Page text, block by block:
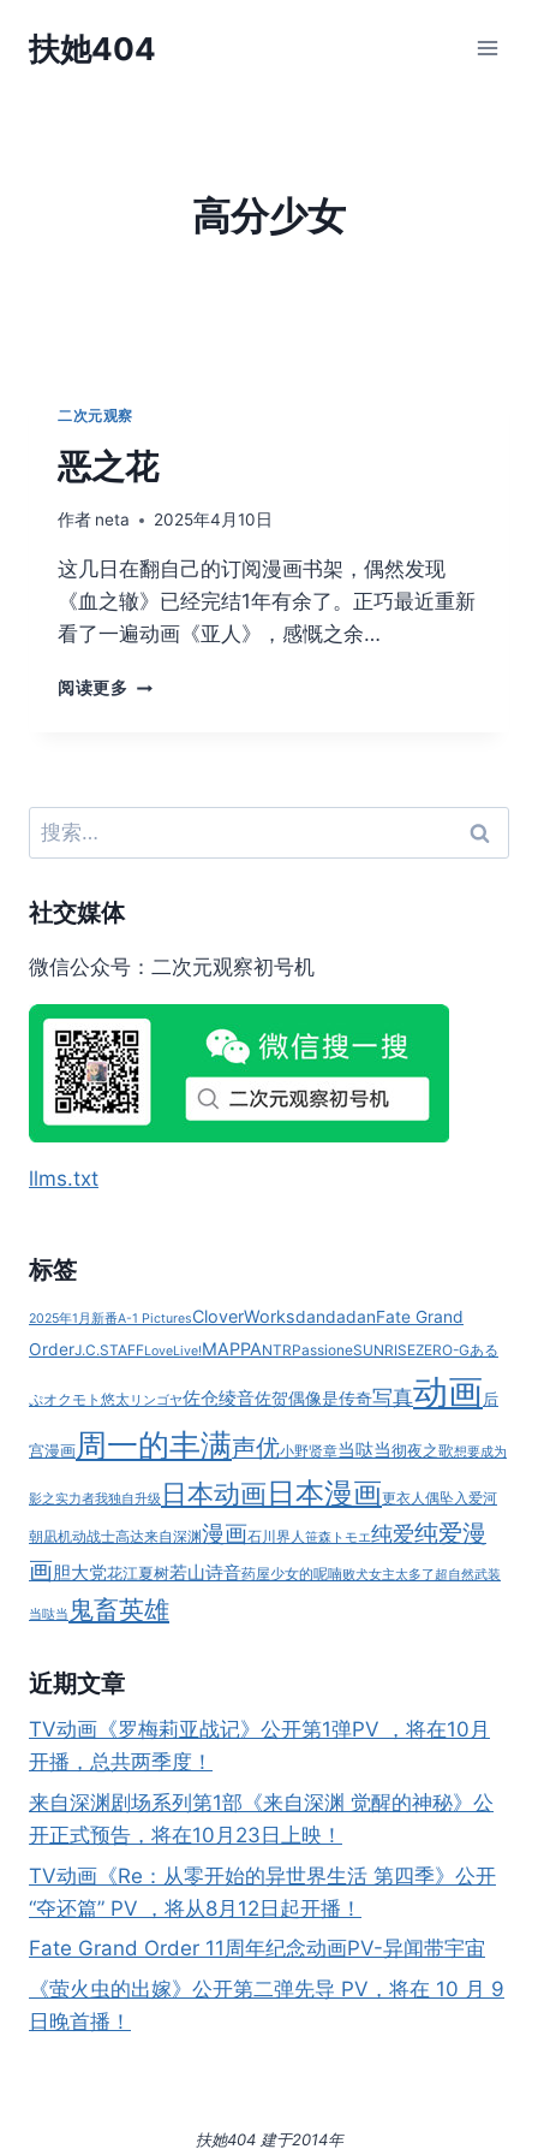
扶她404
高分少女
二次元观察
恶之花
作者 neta 2025年4月10日
这几日在翻自己的订阅漫画书架，偶然发现
《血之辙》已经完结1年有余了。正巧最近重新
看了一遍动画《亚人》，感慨之余…
阅读更多 恶
搜
索：
社交媒体
微信公众号：二次元观察初号机
llms.txt
标签
2025年1月新番A-1 PicturesCloverWorksdandadanFate Grand
OrderJ.C.STAFFLoveLive!MAPPANTRPassioneSUNRISEZERO-Gある
ぷオクモト悠太リンゴヤ佐仓绫音佐贺偶像是传奇写真动画后
宫漫画周一的丰满声优小野贤章当哒当彻夜之歌想要成为
影之实力者我独自升级 日本动画日本漫画更衣人偶坠入爱河
朝凪机动战士高达来自深渊漫画石川界人笹森トモエ纯爱纯爱漫
画胆大党花江夏树若山诗音药屋少女的呢喃败犬女主太多了超自然武装
当哒当 鬼畜英雄
近期文章
TV动画《罗梅莉亚战记》公开第1弹PV ，将在10月
开播，总共两季度！
来自深渊剧场系列第1部《来自深渊 觉醒的神秘》公
开正式预告，将在10月23日上映！
TV动画《Re：从零开始的异世界生活 第四季》公开
“夺还篇” PV ，将从8月12日起开播！
Fate Grand Order 11周年纪念动画PV-异闻带宇宙
《萤火虫的出嫁》公开第二弹先导 PV，将在 10 月 9
日晚首播！
扶她404 建于2014年